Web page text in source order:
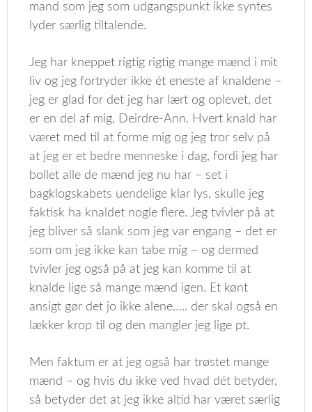
mand som jeg som udgangspunkt ikke syntes
lyder særlig tiltalende.
Jeg har kneppet rigtig rigtig mange mænd i mit
liv og jeg fortryder ikke ét eneste af knaldene –
jeg er glad for det jeg har lært og oplevet, det
er en del af mig, Deirdre-Ann. Hvert knald har
været med til at forme mig og jeg tror selv på
at jeg er et bedre menneske i dag, fordi jeg har
bollet alle de mænd jeg nu har – set i
bagklogskabets uendelige klar lys, skulle jeg
faktisk ha knaldet nogle flere. Jeg tvivler på at
jeg bliver så slank som jeg var engang – det er
som om jeg ikke kan tabe mig – og dermed
tvivler jeg også på at jeg kan komme til at
knalde lige så mange mænd igen. Et kønt
ansigt gør det jo ikke alene….. der skal også en
lækker krop til og den mangler jeg lige pt.
Men faktum er at jeg også har trøstet mange
mænd – og hvis du ikke ved hvad dét betyder,
så betyder det at jeg ikke altid har været særlig